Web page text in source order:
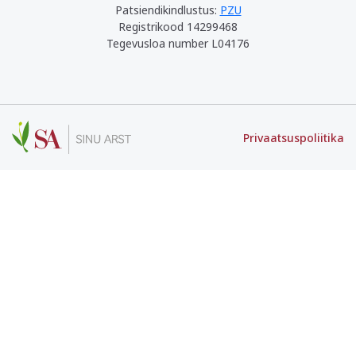
Patsiendikindlustus: PZU
Registrikood 14299468
Tegevusloa number L04176
Privaatsuspoliitika